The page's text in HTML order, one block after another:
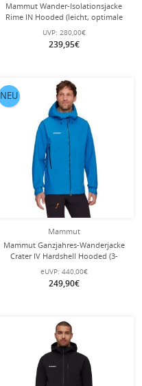
Mammut Wander-Isolationsjacke
Rime IN Hooded (leicht, optimale
Wärmeleistung) marineblau Herren
UVP: 280,00€
239,95€
Mammut
Mammut Ganzjahres-Wanderjacke
Crater IV Hardshell Hooded (3-
Lagen, wasserdicht, strapazierfähig)
blau Herren
eUVP: 440,00€
249,90€
NEU